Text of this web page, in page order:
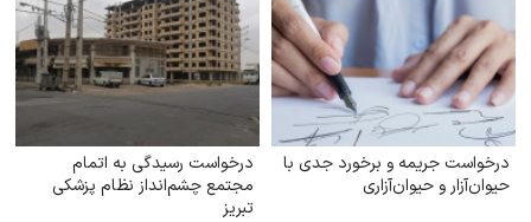
درخواست جریمه و برخورد جدی با
حیوان‌آزار و حیوان‌آزاری
درخواست رسیدگی به اتمام
مجتمع چشم‌انداز نظام پزشکی
تبریز